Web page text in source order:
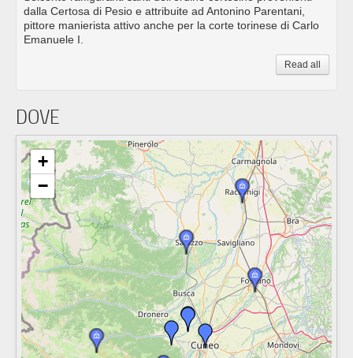
dalla Certosa di Pesio e attribuite ad Antonino Parentani,
pittore manierista attivo anche per la corte torinese di Carlo
Emanuele I.
Read all
DOVE
+
−